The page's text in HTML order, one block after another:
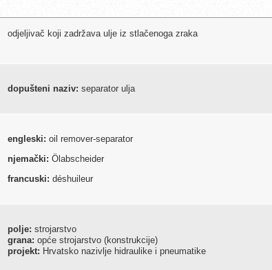
odjeljivač koji zadržava ulje iz stlačenoga zraka
dopušteni naziv: separator ulja
engleski: oil remover-separator
njemački: Ölabscheider
francuski: déshuileur
polje: strojarstvo
grana: opće strojarstvo (konstrukcije)
projekt: Hrvatsko nazivlje hidraulike i pneumatike